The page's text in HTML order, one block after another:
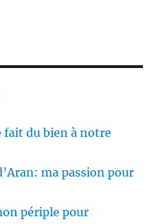
fait du bien à notre
ma passion pour
périple pour